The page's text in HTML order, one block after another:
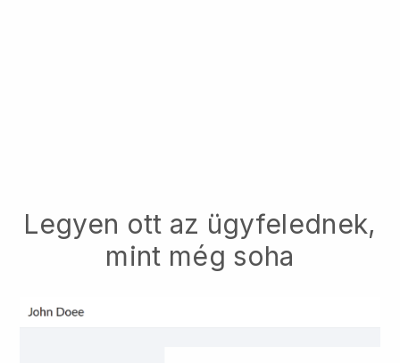
Legyen ott az ügyfelednek,
mint még soha